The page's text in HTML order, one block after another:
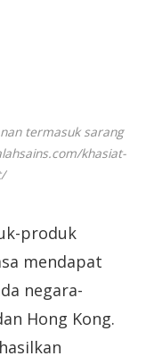
termasuk sarang
khasiat-
produk
mendapat
negara-
Hong Kong.